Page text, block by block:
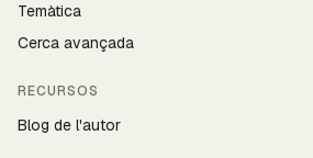
Temàtica
Cerca avançada
RECURSOS
Blog de l'autor